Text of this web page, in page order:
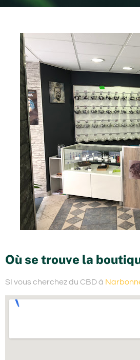
Où se trouve la
SI vous cherchez du CBD à